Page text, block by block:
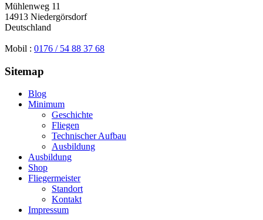
Mühlenweg 11
14913 Niedergörsdorf
Deutschland
Mobil : 0176 / 54 88 37 68
Sitemap
Blog
Minimum
Geschichte
Fliegen
Technischer Aufbau
Ausbildung
Ausbildung
Shop
Fliegermeister
Standort
Kontakt
Impressum